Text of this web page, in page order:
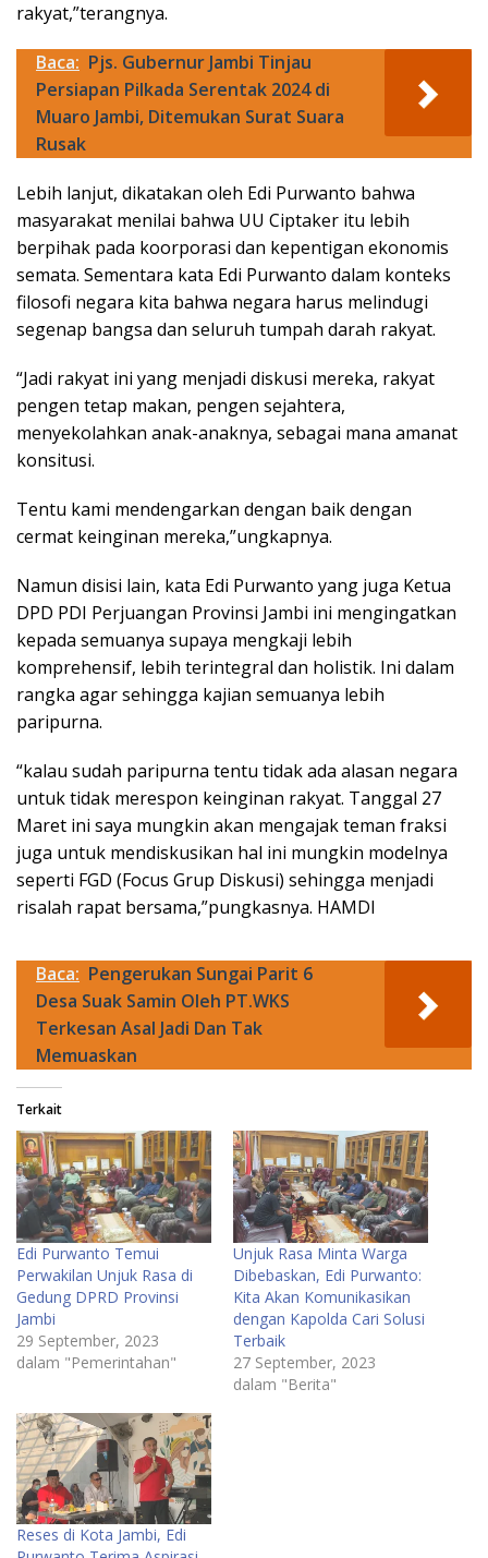
rakyat,”terangnya.
Baca: Pjs. Gubernur Jambi Tinjau
Persiapan Pilkada Serentak 2024 di
Muaro Jambi, Ditemukan Surat Suara
Rusak
Lebih lanjut, dikatakan oleh Edi Purwanto bahwa
masyarakat menilai bahwa UU Ciptaker itu lebih
berpihak pada koorporasi dan kepentigan ekonomis
semata. Sementara kata Edi Purwanto dalam konteks
filosofi negara kita bahwa negara harus melindugi
segenap bangsa dan seluruh tumpah darah rakyat.
“Jadi rakyat ini yang menjadi diskusi mereka, rakyat
pengen tetap makan, pengen sejahtera,
menyekolahkan anak-anaknya, sebagai mana amanat
konsitusi.
Tentu kami mendengarkan dengan baik dengan
cermat keinginan mereka,”ungkapnya.
Namun disisi lain, kata Edi Purwanto yang juga Ketua
DPD PDI Perjuangan Provinsi Jambi ini mengingatkan
kepada semuanya supaya mengkaji lebih
komprehensif, lebih terintegral dan holistik. Ini dalam
rangka agar sehingga kajian semuanya lebih
paripurna.
“kalau sudah paripurna tentu tidak ada alasan negara
untuk tidak merespon keinginan rakyat. Tanggal 27
Maret ini saya mungkin akan mengajak teman fraksi
juga untuk mendiskusikan hal ini mungkin modelnya
seperti FGD (Focus Grup Diskusi) sehingga menjadi
risalah rapat bersama,”pungkasnya. HAMDI
Baca: Pengerukan Sungai Parit 6
Desa Suak Samin Oleh PT.WKS
Terkesan Asal Jadi Dan Tak
Memuaskan
Terkait
Edi Purwanto Temui
Perwakilan Unjuk Rasa di
Gedung DPRD Provinsi
Jambi
29 September, 2023
dalam "Pemerintahan"
Unjuk Rasa Minta Warga
Dibebaskan, Edi Purwanto:
Kita Akan Komunikasikan
dengan Kapolda Cari Solusi
Terbaik
27 September, 2023
dalam "Berita"
Reses di Kota Jambi, Edi